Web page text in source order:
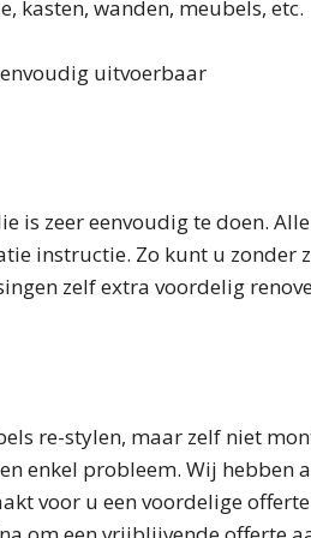
kasten, wanden, meubels, etc.
uitvoerbaar
is zeer eenvoudig te doen.
instructie. Zo kunt u zonder
zelf extra voordelig
re-stylen, maar zelf niet
enkel probleem. Wij hebben
voor u een voordelige